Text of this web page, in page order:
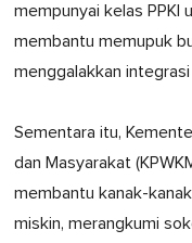
mempunyai kelas PPKI
membantu memupuk
menggalakkan
Sementara itu,
dan Masyarakat
membantu kanak-
miskin, merangkumi